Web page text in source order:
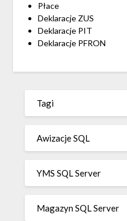
Płace
Deklaracje ZUS
Deklaracje PIT
Deklaracje PFRON
Tagi
Awizacje SQL
YMS SQL Server
Magazyn SQL Server